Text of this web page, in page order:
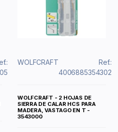
WOLFCRAFT
Ref.:
4006885354302
WOLFCRAFT - 2 HOJAS DE
SIERRA DE CALAR HCS PARA
MADERA, VASTAGO EN T -
3543000